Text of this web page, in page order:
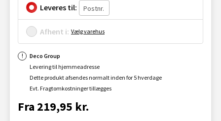
Leveres til:
Afhent i: Vælg varehus
Deco Group
Levering til hjemmeadresse
Dette produkt afsendes normalt inden for 5 hverdage
Evt. Fragtomkostninger tillægges
Fra 219,95 kr.